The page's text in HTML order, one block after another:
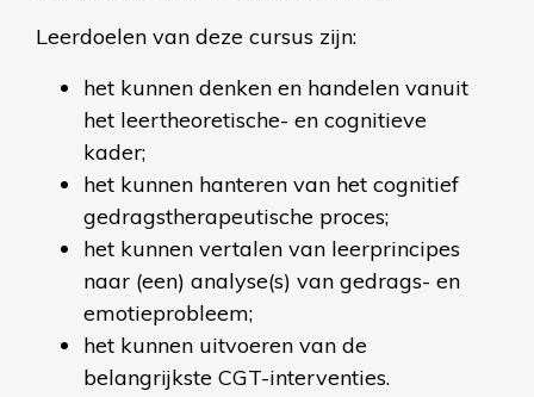
Leerdoelen van deze cursus zijn:
het kunnen denken en handelen vanuit
het leertheoretische- en cognitieve
kader;
het kunnen hanteren van het cognitief
gedragstherapeutische proces;
het kunnen vertalen van leerprincipes
naar (een) analyse(s) van gedrags- en
emotieprobleem;
het kunnen uitvoeren van de
belangrijkste CGT-interventies.